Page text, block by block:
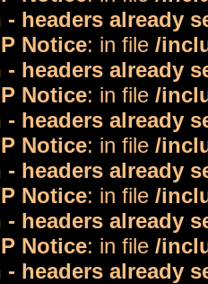
headers already
Notice: in file /
headers already
Notice: in file /
headers already
Notice: in file /
headers already
Notice: in file /
headers already
Notice: in file /
headers already